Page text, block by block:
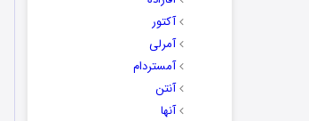
آکتور
آمرلی
آمستردام
آنتن
آنها